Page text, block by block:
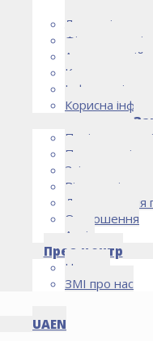
Лист
Фінансова
Кодекс етики
Інформація,
Корисна
Політика
План закупівель
Звіт про
Відомості про
Договори для
Оголошення
Архів
Прес-центр
Новини
ЗМІ про нас
UAEN